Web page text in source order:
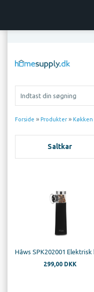
Forside » Produkter » Køkken
Saltkar
299,00 DKK